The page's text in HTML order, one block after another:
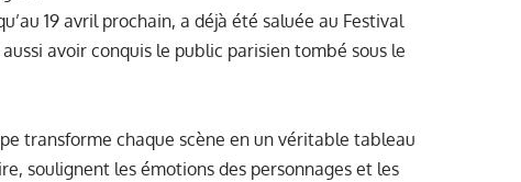
19 avril prochain, a déjà été saluée au Festival
avoir conquis le public parisien tombé sous le
transforme chaque scène en un véritable tableau
soulignent les émotions des personnages et les